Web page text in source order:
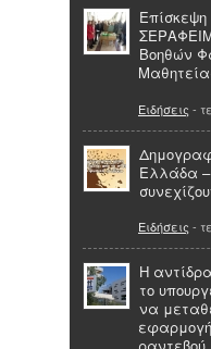
Επίσκεψη
Βοηθών
Ειδήσεις -
Ελλάδα –
Ειδήσεις -
Η
το
να